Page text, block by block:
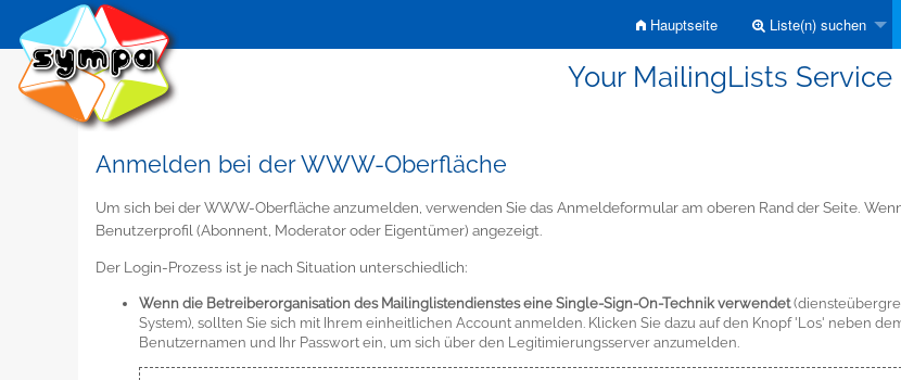
Hauptseite Liste(n) suchen
Your MailingLists Service
Anmelden bei der WWW-Oberfläche
Um sich bei der WWW-Oberfläche anzumelden, verwenden Sie das Anmeldeformular am oberen Rand der Seite.
Benutzerprofil (Abonnent, Moderator oder Eigentümer) angezeigt.
Der Login-Prozess ist je nach Situation unterschiedlich:
Wenn die Betreiberorganisation des Mailinglistendienstes eine Single-Sign-On-Technik verwendet
System), sollten Sie sich mit Ihrem einheitlichen Account anmelden. Klicken Sie dazu auf den Knopf 'Los' neben
Benutzernamen und Ihr Passwort ein, um sich über den Legitimierungsserver anzumelden.